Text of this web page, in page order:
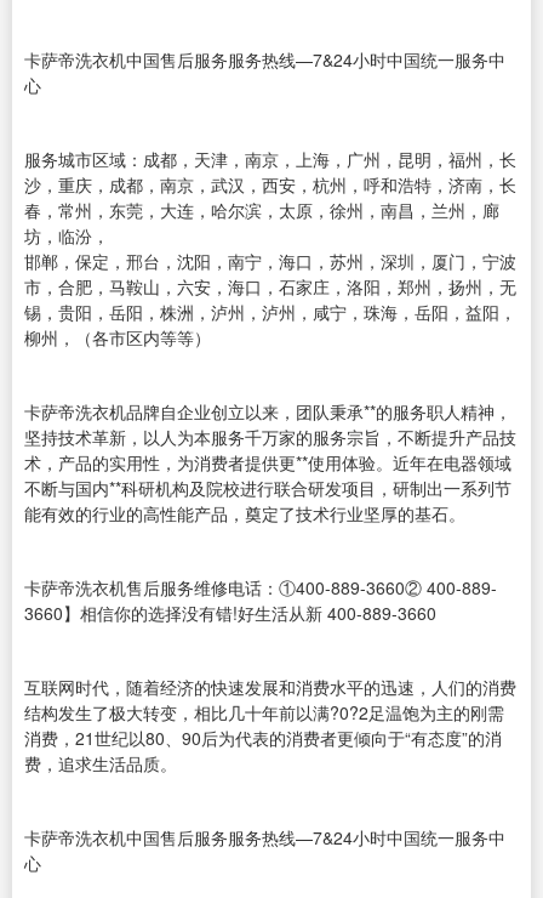
卡萨帝洗衣机中国售后服务服务热线—7&24小时中国统一服务中
心
服务城市区域：成都，天津，南京，上海，广州，昆明，福州，长
沙，重庆，成都，南京，武汉，西安，杭州，呼和浩特，济南，长
春，常州，东莞，大连，哈尔滨，太原，徐州，南昌，兰州，廊
坊，临汾，
邯郸，保定，邢台，沈阳，南宁，海口，苏州，深圳，厦门，宁波
市，合肥，马鞍山，六安，海口，石家庄，洛阳，郑州，扬州，无
锡，贵阳，岳阳，株洲，泸州，泸州，咸宁，珠海，岳阳，益阳，
柳州，（各市区内等等）
卡萨帝洗衣机品牌自企业创立以来，团队秉承**的服务职人精神，
坚持技术革新，以人为本服务千万家的服务宗旨，不断提升产品技
术，产品的实用性，为消费者提供更**使用体验。近年在电器领域
不断与国内**科研机构及院校进行联合研发项目，研制出一系列节
能有效的行业的高性能产品，奠定了技术行业坚厚的基石。
卡萨帝洗衣机售后服务维修电话：①400-889-3660② 400-889-
3660】相信你的选择没有错!好生活从新 400-889-3660
互联网时代，随着经济的快速发展和消费水平的迅速，人们的消费
结构发生了极大转变，相比几十年前以满?0?2足温饱为主的刚需
消费，21世纪以80、90后为代表的消费者更倾向于“有态度”的消
费，追求生活品质。
卡萨帝洗衣机中国售后服务服务热线—7&24小时中国统一服务中
心